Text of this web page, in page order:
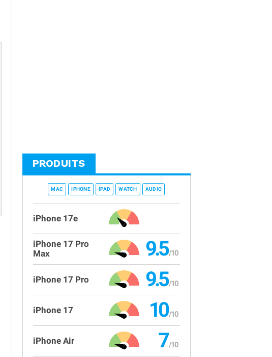
PRODUITS
MAC IPHONE IPAD WATCH AUDIO
iPhone 17e
iPhone 17 Pro
Max
9.5
iPhone 17 Pro 9.5
iPhone 17 10
iPhone Air 7